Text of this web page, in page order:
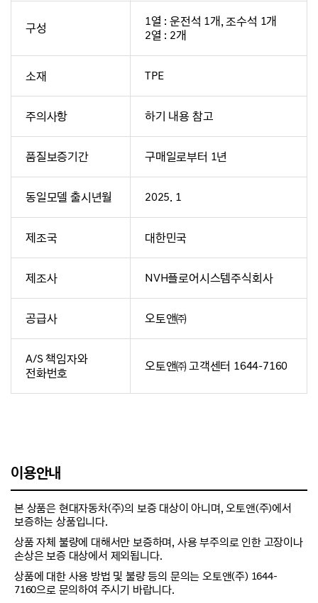
구성
1열 : 운전석 1개, 조수석 1개
2열 : 2개
소재 TPE
주의사항 하기 내용 참고
품질보증기간 구매일로부터 1년
동일모델 출시년월 2025. 1
제조국 대한민국
제조사 NVH플로어시스템주식회사
공급사 오토앤㈜
A/S 책임자와
전화번호
오토앤㈜ 고객센터 1644-7160
이용안내
본 상품은 현대자동차(주)의 보증 대상이 아니며, 오토앤(주)에서
보증하는 상품입니다.
상품 자체 불량에 대해서만 보증하며, 사용 부주의로 인한 고장이나
손상은 보증 대상에서 제외됩니다.
상품에 대한 사용 방법 및 불량 등의 문의는 오토앤(주) 1644-
7160으로 문의하여 주시기 바랍니다.